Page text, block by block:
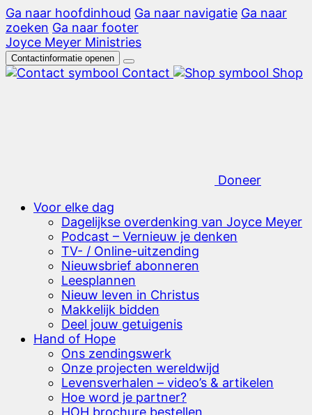
Ga naar hoofdinhoud Ga naar navigatie Ga naar
zoeken Ga naar footer
Joyce Meyer Ministries
Contactinformatie openen
Contact Shop
Doneer
Voor elke dag
Dagelijkse overdenking van Joyce Meyer
Podcast – Vernieuw je denken
TV- / Online-uitzending
Nieuwsbrief abonneren
Leesplannen
Nieuw leven in Christus
Makkelijk bidden
Deel jouw getuigenis
Hand of Hope
Ons zendingswerk
Onze projecten wereldwijd
Levensverhalen – video’s & artikelen
Hoe word je partner?
HOH brochure bestellen